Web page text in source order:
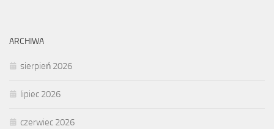
ARCHIWA
sierpień 2026
lipiec 2026
czerwiec 2026